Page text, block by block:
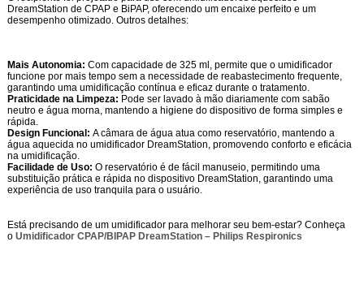
DreamStation de CPAP e BiPAP, oferecendo um encaixe perfeito e um
desempenho otimizado. Outros detalhes:
Mais Autonomia: Com capacidade de 325 ml, permite que o umidificador
funcione por mais tempo sem a necessidade de reabastecimento frequente,
garantindo uma umidificação contínua e eficaz durante o tratamento.
Praticidade na Limpeza: Pode ser lavado à mão diariamente com sabão
neutro e água morna, mantendo a higiene do dispositivo de forma simples e
rápida.
Design Funcional: A câmara de água atua como reservatório, mantendo a
água aquecida no umidificador DreamStation, promovendo conforto e eficácia
na umidificação.
Facilidade de Uso: O reservatório é de fácil manuseio, permitindo uma
substituição prática e rápida no dispositivo DreamStation, garantindo uma
experiência de uso tranquila para o usuário.
Está precisando de um umidificador para melhorar seu bem-estar? Conheça
o Umidificador CPAP/BIPAP DreamStation – Philips Respironics